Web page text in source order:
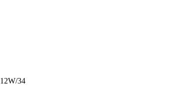
34